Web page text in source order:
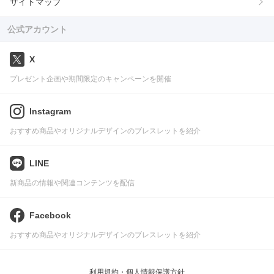
公式アカウント
X
プレゼント企画や期間限定のキャンペーンを開催
Instagram
おすすめ商品やオリジナルデザインのブレスレットを紹介
LINE
新商品の情報や関連コンテンツを配信
Facebook
おすすめ商品やオリジナルデザインのブレスレットを紹介
利用規約・個人情報保護方針